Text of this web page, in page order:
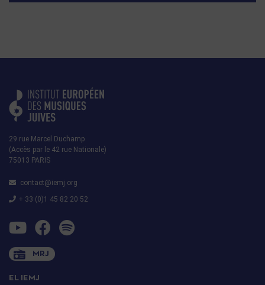
29 rue Marcel Duchamp
(Accès par le 42 rue Nationale)
75013 PARIS
contact@iemj.org
+ 33 (0)1 45 82 20 52
MRJ
EL IEMJ